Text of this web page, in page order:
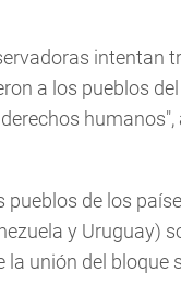
intentan
a los pueblos
pueblos de los
y Uruguay)
la unión del bloque